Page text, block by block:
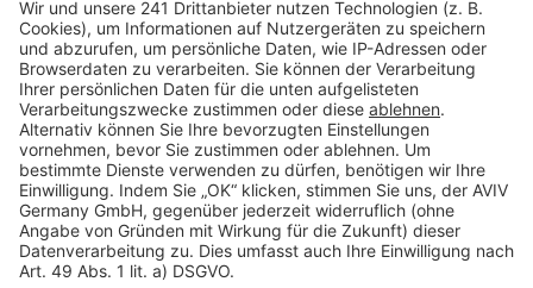
Barrierefreiheit
Cookie Einstellungen
Rechtliches
AGB-Übersicht
Datenschutz
Impressum